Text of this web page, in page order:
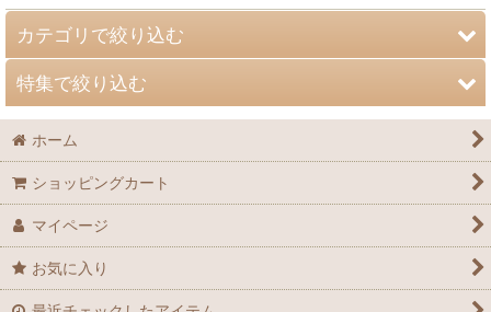
カテゴリで絞り込む
紅茶（リーフティー）
紅茶（フレーバーティー）
紅茶（ティーバッグ）
デカフェ紅茶
特集で絞り込む
水出しティーバッグ
季節限定紅茶
ホーム
ショッピングカート
マイページ
お気に入り